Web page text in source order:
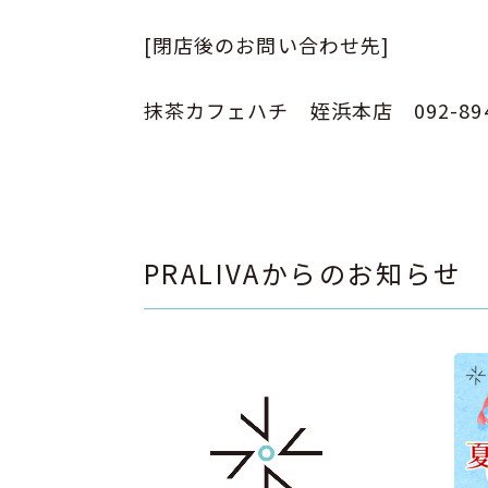
[閉店後のお問い合わせ先]
抹茶カフェハチ 姪浜本店 092-
PRALIVAからのお知らせ